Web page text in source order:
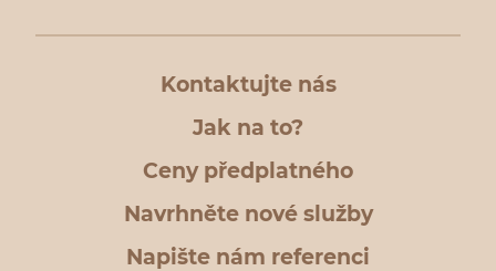
Kontaktujte nás
Jak na to?
Ceny předplatného
Navrhněte nové služby
Napište nám referenci